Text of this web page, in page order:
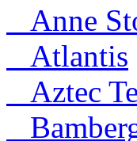
Anne
Atlantis
Aztec